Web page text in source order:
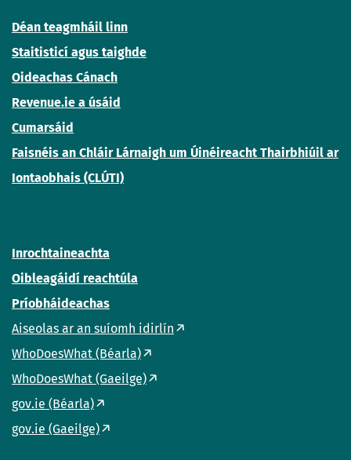
Déan teagmháil linn
Staitisticí agus taighde
Oideachas Cánach
Revenue.ie a úsáid
Cumarsáid
Faisnéis an Chláir Lárnaigh um Úinéireacht Thairbhiúil ar
Iontaobhais (CLÚTI)
Inrochtaineachta
Oibleagáidí reachtúla
Príobháideachas
Aiseolas ar an suíomh idirlín
WhoDoesWhat (Béarla)
WhoDoesWhat (Gaeilge)
gov.ie (Béarla)
gov.ie (Gaeilge)